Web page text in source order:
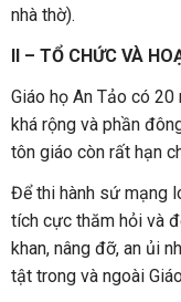
nhà thờ).
II – TỔ CHỨC VÀ
Giáo họ An Tảo có
khá rộng và phần
tôn giáo còn rất hạn
Để thi hành sứ mạng
tích cực thăm hỏi và
khan, nâng đỡ, an ủi
tật trong và ngoài